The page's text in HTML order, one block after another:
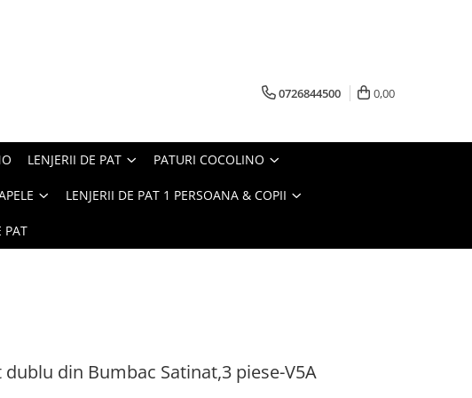
0726844500 0,00
LENJERII DE PAT PATURI COCOLINO
LENJERII DE PAT 1 PERSOANA & COPII
PAT
din Bumbac Satinat,3 piese-V5A